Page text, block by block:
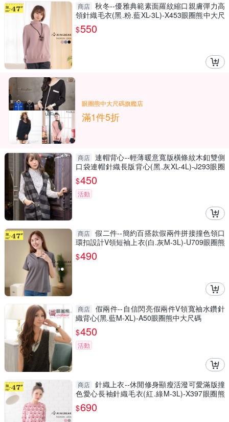
商店 秋冬--優雅典範素面羅紋縮口親膚彈力高
領針織毛衣(黑.粉.藍XL-3L)-X453眼圈熊中大尺
碼
$550
眼圈熊中大尺碼旗艦店
滿1件5折
商店 連帽背心--輕薄暖意寬版橫條紋木釦雙側
口袋連帽針織長版背心(黑.灰XL-4L)-J293眼圈
熊中大尺碼
$450
活動
商店 假二件--簡約百搭款假兩件拼接撞色領口
環扣設計V領短袖上衣(白.灰M-3L)-U709眼圈熊
中大尺碼
$490
商店
假兩件--自信閃亮假兩件V領寬袖水鑽針
織背心(黑.藍M-XL)-A50眼圈熊中大尺碼
$450
活動
商店 針織上衣--休閒修身顯瘦活潑可愛滿版撞
色愛心長袖針織毛衣(紅.綠M-3L)-X397眼圈熊
中大尺碼
$690